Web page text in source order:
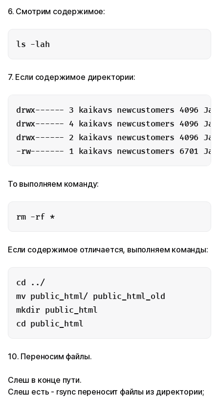
6. Смотрим содержимое:
ls -lah
7. Если содержимое директории:
drwx------ 3 kaikavs newcustomers 4096
drwx------ 4 kaikavs newcustomers 4096
drwx------ 2 kaikavs newcustomers 4096
-rw------- 1 kaikavs newcustomers 6701
То выполняем команду:
rm -rf *
Если содержимое отличается, выполняем команды:
cd ../
mv public_html/ public_html_old
mkdir public_html
cd public_html
10. Переносим файлы.
Cлеш в конце пути.
Cлеш есть - rsync переносит файлы из директории;